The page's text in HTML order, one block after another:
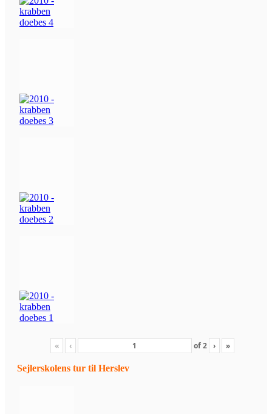
« ‹ of2 › »
Sejlerskolens tur til Herslev